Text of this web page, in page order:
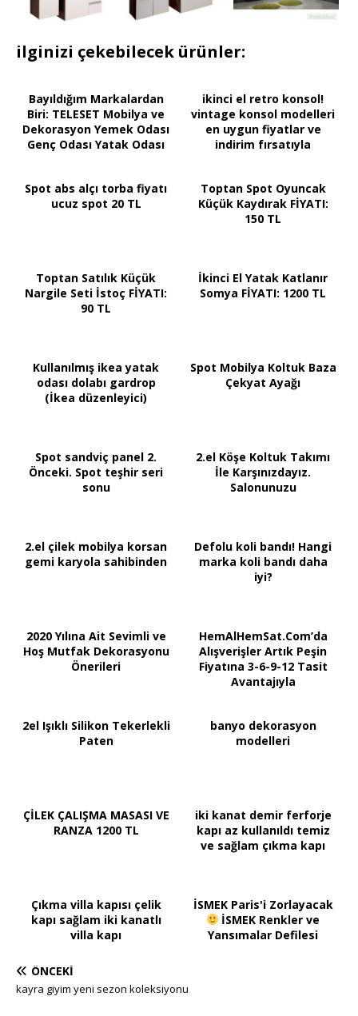
ilginizi çekebilecek ürünler:
Bayıldığım Markalardan
Biri: TELESET Mobilya ve
Dekorasyon Yemek Odası
Genç Odası Yatak Odası
ikinci el retro konsol!
vintage konsol modelleri
en uygun fiyatlar ve
indirim fırsatıyla
Spot abs alçı torba fiyatı
ucuz spot 20 TL
Toptan Spot Oyuncak
Küçük Kaydırak FİYATI:
150 TL
Toptan Satılık Küçük
Nargile Seti İstoç FİYATI:
90 TL
İkinci El Yatak Katlanır
Somya FİYATI: 1200 TL
Kullanılmış ikea yatak
odası dolabı gardrop
(İkea düzenleyici)
Spot Mobilya Koltuk Baza
Çekyat Ayağı
Spot sandviç panel 2.
Önceki. Spot teşhir seri
sonu
2.el Köşe Koltuk Takımı
İle Karşınızdayız.
Salonunuzu
2.el çilek mobilya korsan
gemi karyola sahibinden
Defolu koli bandı! Hangi
marka koli bandı daha
iyi?
2020 Yılına Ait Sevimli ve
Hoş Mutfak Dekorasyonu
Önerileri
HemAlHemSat.Com’da
Alışverişler Artık Peşin
Fiyatına 3-6-9-12 Tasit
Avantajıyla
2el Işıklı Silikon Tekerlekli
Paten
banyo dekorasyon
modelleri
ÇİLEK ÇALIŞMA MASASI VE
RANZA 1200 TL
iki kanat demir ferforje
kapı az kullanıldı temiz
ve sağlam çıkma kapı
Çıkma villa kapısı çelik
kapı sağlam iki kanatlı
villa kapı
İSMEK Paris'i Zorlayacak
İSMEK Renkler ve
Yansımalar Defilesi
ÖNCEKI
kayra giyim yeni sezon koleksiyonu